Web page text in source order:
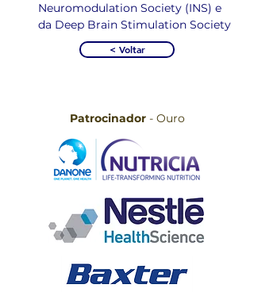
Neuromodulation Society (INS) e
da Deep Brain Stimulation Society
< Voltar
Patrocinador- Ouro